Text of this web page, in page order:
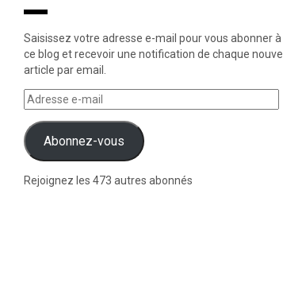
Saisissez votre adresse e-mail pour vous abonner à
ce blog et recevoir une notification de chaque nouvel
article par email.
Abonnez-vous
Rejoignez les 473 autres abonnés